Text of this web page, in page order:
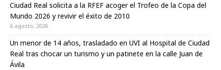
Ciudad Real solicita a la RFEF acoger el Trofeo de la Copa del
Mundo 2026 y revivir el éxito de 2010
6 agosto, 2026
Un menor de 14 años, trasladado en UVI al Hospital de Ciudad
Real tras chocar un turismo y un patinete en la calle Juan de
Ávila